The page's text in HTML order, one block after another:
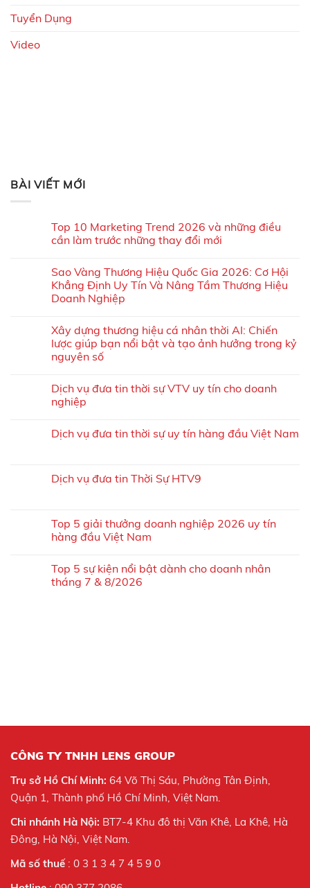
Tuyển Dụng
Video
BÀI VIẾT MỚI
Top 10 Marketing Trend 2026 và những điều
cần làm trước những thay đổi mới
Sao Vàng Thương Hiệu Quốc Gia 2026: Cơ Hội
Khẳng Định Uy Tín Và Nâng Tầm Thương Hiệu
Doanh Nghiệp
Xây dựng thương hiệu cá nhân thời AI: Chiến
lược giúp bạn nổi bật và tạo ảnh hưởng trong kỷ
nguyên số
Dịch vụ đưa tin thời sự VTV uy tín cho doanh
nghiệp
Dịch vụ đưa tin thời sự uy tín hàng đầu Việt Nam
Dịch vụ đưa tin Thời Sự HTV9
Top 5 giải thưởng doanh nghiệp 2026 uy tín
hàng đầu Việt Nam
Top 5 sự kiện nổi bật dành cho doanh nhân
tháng 7 & 8/2026
CÔNG TY TNHH LENS GROUP
Trụ sở Hồ Chí Minh: 64 Võ Thị Sáu, Phường Tân Định,
Quận 1, Thành phố Hồ Chí Minh, Việt Nam.
Chi nhánh Hà Nội: BT7-4 Khu đô thị Văn Khê, La Khê, Hà
Đông, Hà Nội, Việt Nam.
Mã số thuế: 0 3 1 3 4 7 4 5 9 0